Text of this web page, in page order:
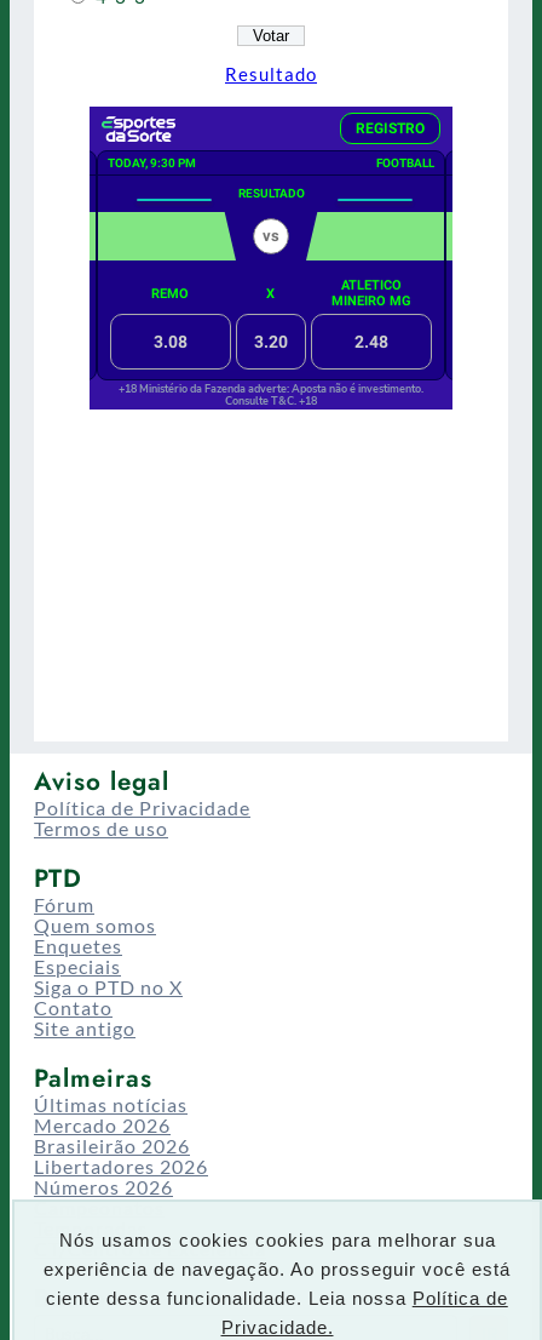
Nós usamos cookies cookies para melhorar sua
experiência de navegação. Ao prosseguir você está
ciente dessa funcionalidade. Leia nossa Política de
Privacidade.
Resultado
Aviso legal
Política de Privacidade
Termos de uso
PTD
Fórum
Quem somos
Enquetes
Especiais
Siga o PTD no X
Contato
Site antigo
Palmeiras
Últimas notícias
Mercado 2026
Brasileirão 2026
Libertadores 2026
Números 2026
Campeonatos
Temporadas
CT/Centro de Excelência
Busca
P